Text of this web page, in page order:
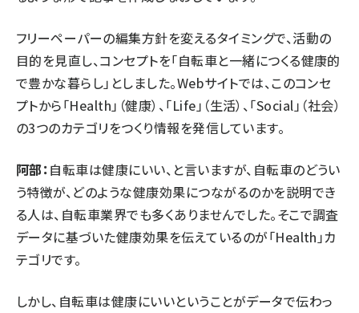
フリーペーパーの編集方針を変えるタイミングで、活動の
目的を見直し、コンセプトを「自転車と一緒につくる健康的
で豊かな暮らし」としました。Webサイトでは、このコンセ
プトから「Health」（健康）、「Life」（生活）、「Social」（社会）
の3つのカテゴリをつくり情報を発信しています。
阿部：自転車は健康にいい、と言いますが、自転車のどうい
う特徴が、どのような健康効果につながるのかを説明でき
る人は、自転車業界でも多くありませんでした。そこで調査
データに基づいた健康効果を伝えているのが「Health」カ
テゴリです。
しかし、自転車は健康にいいということがデータで伝わっ